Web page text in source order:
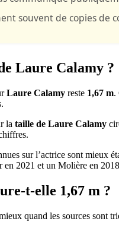
souvent de copies de
Laure Calamy ?
Laure Calamy reste 1,67 m.
la taille de Laure Calamy
sur l’actrice sont mieux
en 2021 et un Molière en
t-elle 1,67 m ?
quand les sources sont